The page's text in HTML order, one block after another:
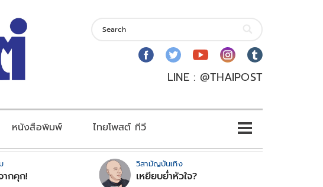
LINE : @THAIPOST
หนังสือพิมพ์ ไทยโพสต์ ทีวี
ากคุก!
วิสามัญบันเทิง
เหยียบย่ำหัวใจ?